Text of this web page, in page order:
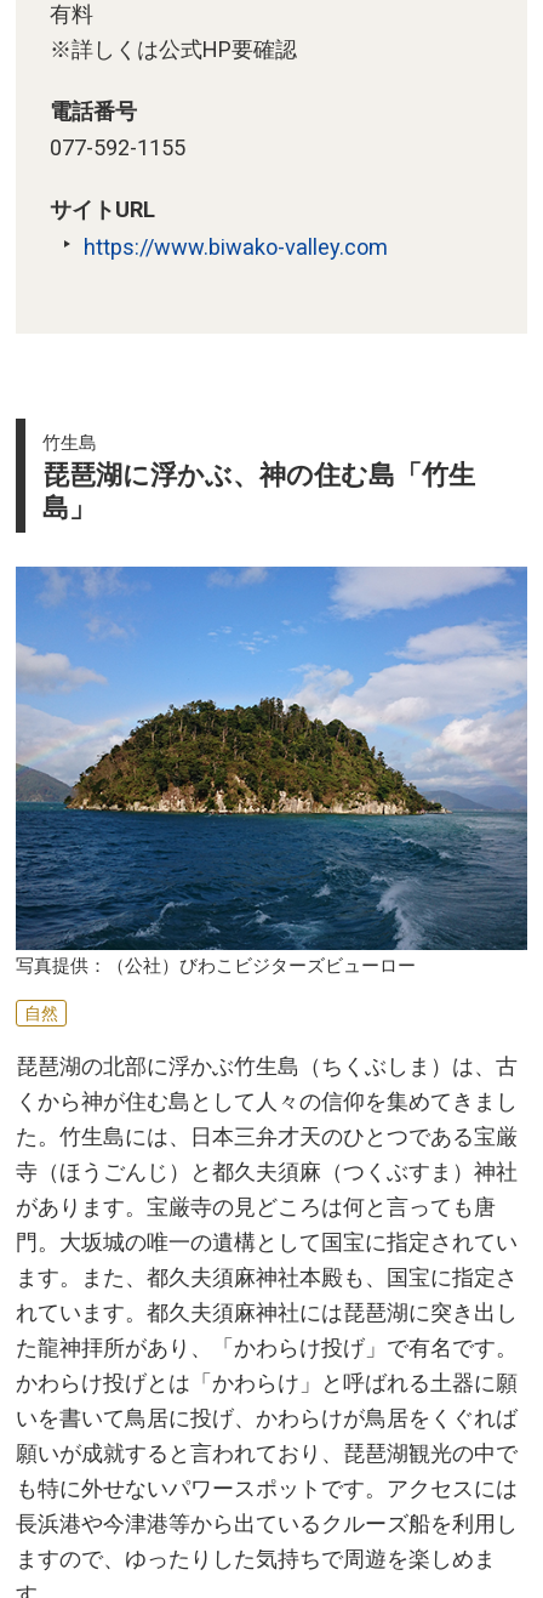
有料
※詳しくは公式HP要確認
電話番号
077-592-1155
サイトURL
https://www.biwako-valley.com
竹生島
琵琶湖に浮かぶ、神の住む島「竹生
島」
写真提供：（公社）びわこビジターズビューロー
自然
琵琶湖の北部に浮かぶ竹生島（ちくぶしま）は、古
くから神が住む島として人々の信仰を集めてきまし
た。竹生島には、日本三弁才天のひとつである宝厳
寺（ほうごんじ）と都久夫須麻（つくぶすま）神社
があります。宝厳寺の見どころは何と言っても唐
門。大坂城の唯一の遺構として国宝に指定されてい
ます。また、都久夫須麻神社本殿も、国宝に指定さ
れています。都久夫須麻神社には琵琶湖に突き出し
た龍神拝所があり、「かわらけ投げ」で有名です。
かわらけ投げとは「かわらけ」と呼ばれる土器に願
いを書いて鳥居に投げ、かわらけが鳥居をくぐれば
願いが成就すると言われており、琵琶湖観光の中で
も特に外せないパワースポットです。アクセスには
長浜港や今津港等から出ているクルーズ船を利用し
ますので、ゆったりした気持ちで周遊を楽しめま